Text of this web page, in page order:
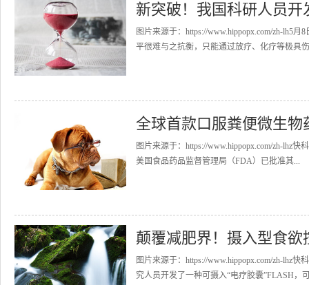
新突破！我国科研人员
图片来源于：https://www.hippopx.com/zh-lh5
平很难与之抗衡，只能通过放疗、化疗等极具
全球首款口服粪便微生
图片来源于：https://www.hippopx.com/zh-lhz快
美国食品药品监督管理局（FDA）已批准其...
颠覆减肥界！摄入型食
图片来源于：https://www.hippopx.com/zh-lhz
究人员开发了一种可摄入“电疗胶囊”FLASH，